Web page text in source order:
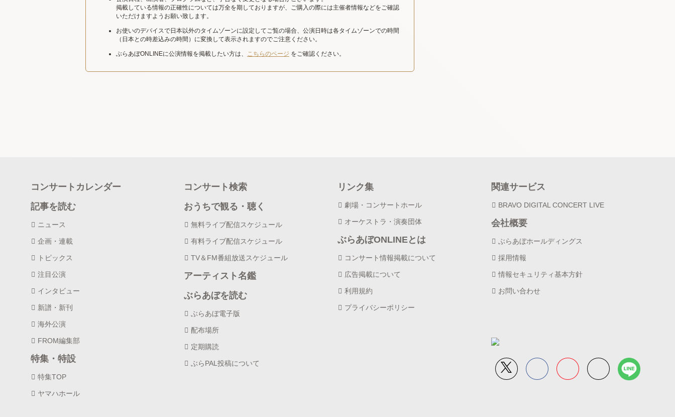
掲載している情報の正確性については万全を期しておりますが、ご購入の際には主催者情報などをご確認
いただけますようお願い致します。
お使いのデバイスで日本以外のタイムゾーンに設定してご覧の場合、公演日時は各タイムゾーンでの時間
（日本との時差込みの時間）に変換して表示されますのでご注意ください。
ぶらあぼONLINEに公演情報を掲載したい方は、 こちらのページ をご確認ください。
コンサートカレンダー
記事を読む
ニュース
企画・連載
トピックス
注目公演
インタビュー
新譜・新刊
海外公演
FROM編集部
特集・特設
特集TOP
ヤマハホール
コンサート検索
おうちで観る・聴く
無料ライブ配信スケジュール
有料ライブ配信スケジュール
TV＆FM番組放送スケジュール
アーティスト名鑑
ぶらあぼを読む
ぶらあぼ電子版
配布場所
定期購読
ぶらPAL投稿について
リンク集
劇場・コンサートホール
オーケストラ・演奏団体
ぶらあぼONLINEとは
コンサート情報掲載について
広告掲載について
利用規約
プライバシーポリシー
関連サービス
BRAVO DIGITAL CONCERT LIVE
会社概要
ぶらあぼホールディングス
採用情報
情報セキュリティ基本方針
お問い合わせ